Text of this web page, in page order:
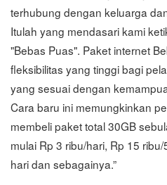
terhubung dengan keluarga
Itulah yang mendasari kami
"Bebas Puas". Paket internet
fleksibilitas yang tinggi bagi
yang sesuai dengan
Cara baru ini memungkinkan
membeli paket total 30GB
mulai Rp 3 ribu/hari, Rp 15
hari dan sebagainya.”